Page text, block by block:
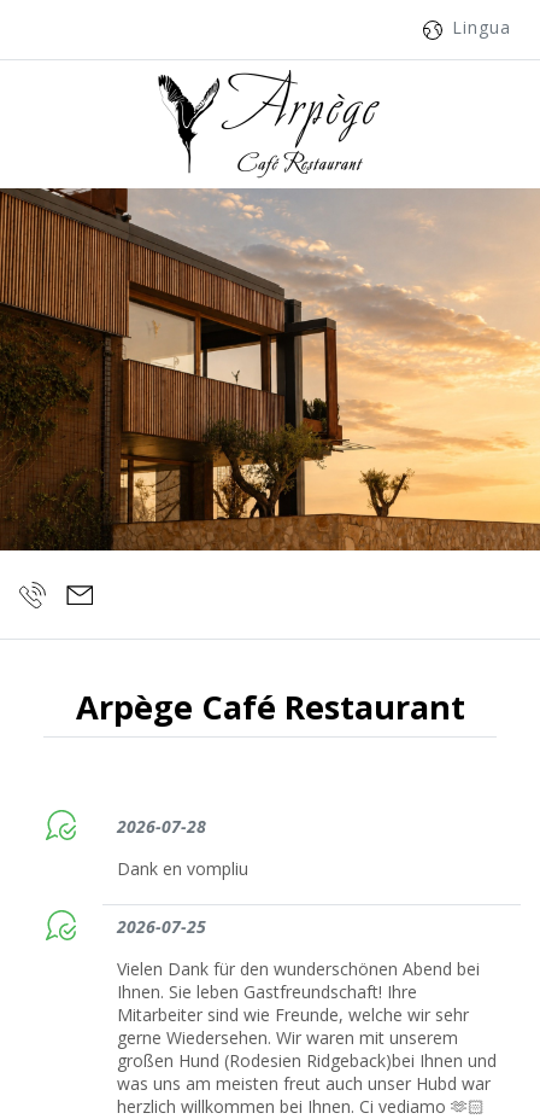
Lingua
Arpège Café Restaurant
2026-07-28
Dank en vompliu
2026-07-25
Vielen Dank für den wunderschönen Abend bei
Ihnen. Sie leben Gastfreundschaft! Ihre
Mitarbeiter sind wie Freunde, welche wir sehr
gerne Wiedersehen. Wir waren mit unserem
großen Hund (Rodesien Ridgeback)bei Ihnen und
was uns am meisten freut auch unser Hubd war
herzlich willkommen bei Ihnen. Ci vediamo 🫶🏻